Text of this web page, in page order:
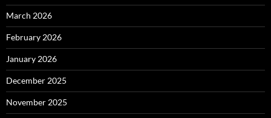
March 2026
February 2026
January 2026
December 2025
November 2025